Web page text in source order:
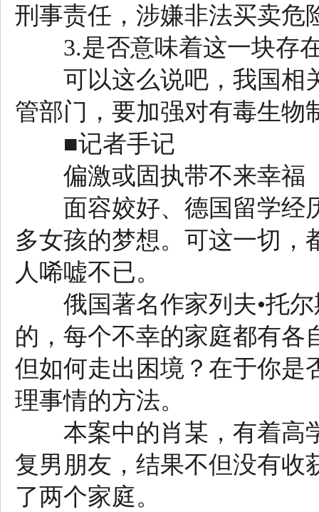
刑事责任，涉嫌非法买卖危
3.是否意味着这一块存
可以这么说吧，我国相
管部门，要加强对有毒生物
■记者手记
偏激或固执带不来幸福
面容姣好、德国留学经
多女孩的梦想。可这一切，
人唏嘘不已。
俄国著名作家列夫•托尔
的，每个不幸的家庭都有各
但如何走出困境？在于你是
理事情的方法。
本案中的肖某，有着高
复男朋友，结果不但没有收
了两个家庭。